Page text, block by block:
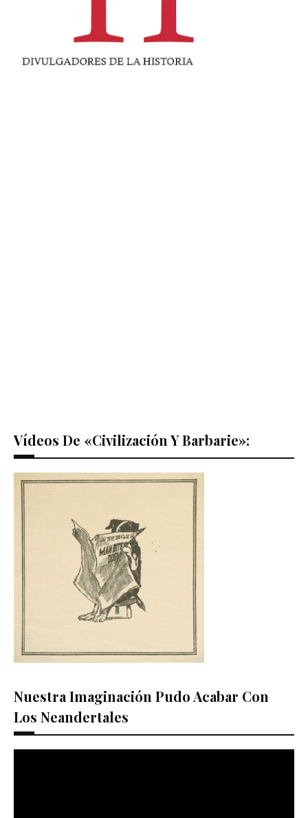
Vídeos De «Civilización Y Barbarie»:
Nuestra Imaginación Pudo Acabar Con
Los Neandertales